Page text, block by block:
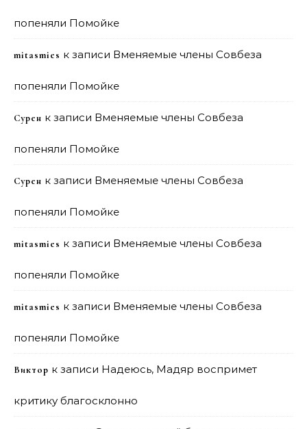
попеняли Помойке
mitasmies к записи Вменяемые члены Совбеза
попеняли Помойке
Сурен к записи Вменяемые члены Совбеза
попеняли Помойке
Сурен к записи Вменяемые члены Совбеза
попеняли Помойке
mitasmies к записи Вменяемые члены Совбеза
попеняли Помойке
mitasmies к записи Вменяемые члены Совбеза
попеняли Помойке
Виктор к записи Надеюсь, Мадяр воспримет
критику благосклонно